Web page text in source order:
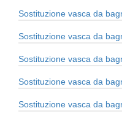
Sostituzione vasca da
Sostituzione vasca da
Sostituzione vasca da
Sostituzione vasca da
Sostituzione vasca da